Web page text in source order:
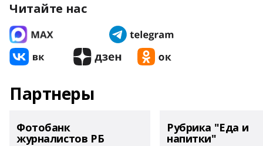
Читайте нас
Партнеры
Фотобанк
журналистов РБ
Рубрика "Еда и
напитки"